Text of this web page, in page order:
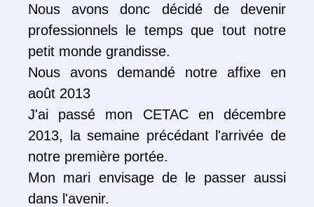
Nous avons donc décidé de devenir
professionnels le temps que tout notre
petit monde grandisse.
Nous avons demandé notre affixe en
août 2013
J'ai passé mon CETAC en décembre
2013, la semaine précédant l'arrivée de
notre première portée.
Mon mari envisage de le passer aussi
dans l'avenir.